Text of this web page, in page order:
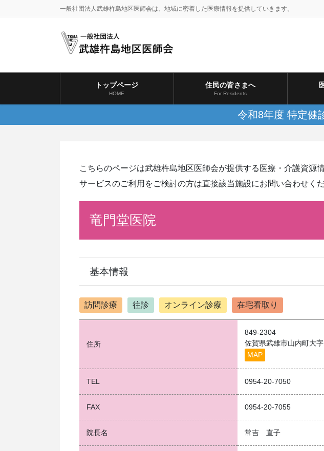
移
一般社団法人武雄杵島地区医師会は、地域に密着した医療情報を提供していきます。
トップページ
HOME
住民の皆さまへ
For Residents
令和8年度 特定健
こちらのページは武雄杵島地区医師会が提供する医療・介護資源
サービスのご利用をご検討の方は直接該当施設にお問い合わせくだ
竜門堂医院
基本情報
訪問診療 往診 オンライン診療 在宅看取り
住所
849-2304
佐賀県武雄市山内町大
MAP
TEL 0954-20-7050
FAX 0954-20-7055
院長名 常吉 直子